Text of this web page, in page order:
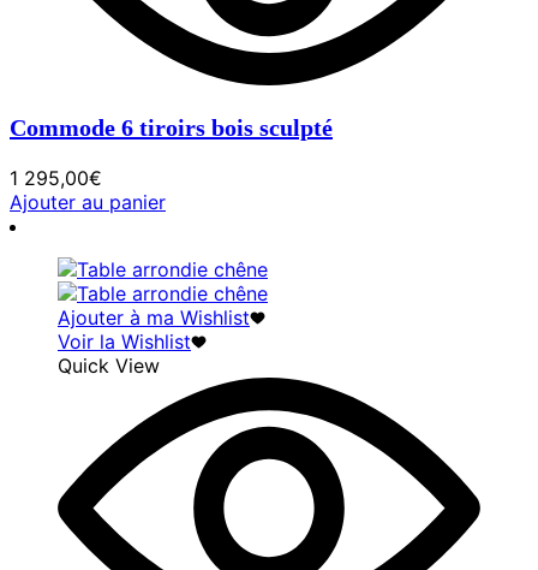
Commode 6 tiroirs bois sculpté
1 295,00€
Ajouter au panier
Ajouter à ma Wishlist
Voir la Wishlist
Quick View